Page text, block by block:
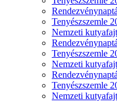
Tenyészszemle
Nemzeti
Tenyészszemle
Nemzeti
Tenyészszemle
Nemzeti